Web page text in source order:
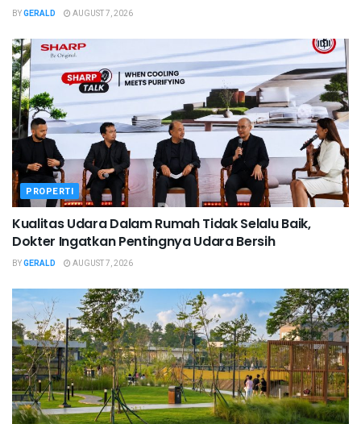
BYGERALD AUGUST 7, 2026
PROPERTI
Kualitas Udara Dalam Rumah Tidak Selalu Baik,
Dokter Ingatkan Pentingnya Udara Bersih
BYGERALD AUGUST 7, 2026